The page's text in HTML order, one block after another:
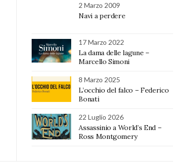
2 Marzo 2009
Navi a perdere
17 Marzo 2022
La dama delle lagune –
Marcello Simoni
8 Marzo 2025
L’occhio del falco – Federico
Bonati
22 Luglio 2026
Assassinio a World’s End –
Ross Montgomery